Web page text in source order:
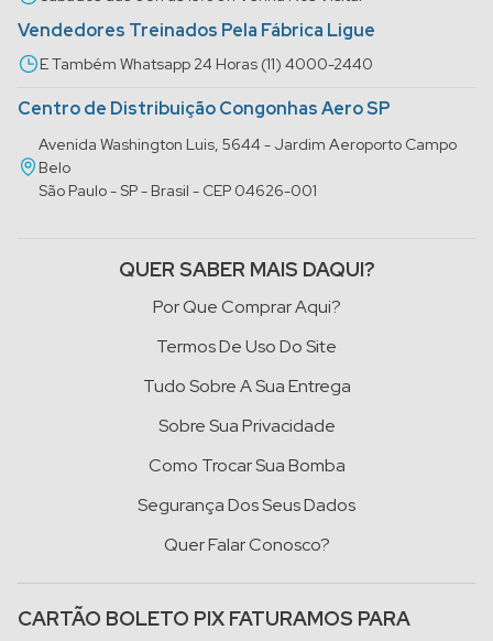
Vendedores Treinados Pela Fábrica Ligue
E Também Whatsapp 24 Horas (11) 4000-2440
Centro de Distribuição Congonhas Aero SP
Avenida Washington Luis, 5644 - Jardim Aeroporto Campo
Belo
São Paulo - SP - Brasil - CEP 04626-001
QUER SABER MAIS DAQUI?
Por Que Comprar Aqui?
Termos De Uso Do Site
Tudo Sobre A Sua Entrega
Sobre Sua Privacidade
Como Trocar Sua Bomba
Segurança Dos Seus Dados
Quer Falar Conosco?
CARTÃO BOLETO PIX FATURAMOS PARA